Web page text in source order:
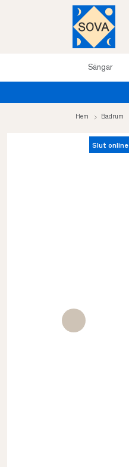
Sängar
Hem Badrum
Slut online